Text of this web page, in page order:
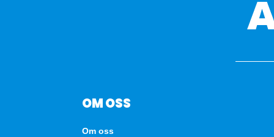
OM OSS
Om oss